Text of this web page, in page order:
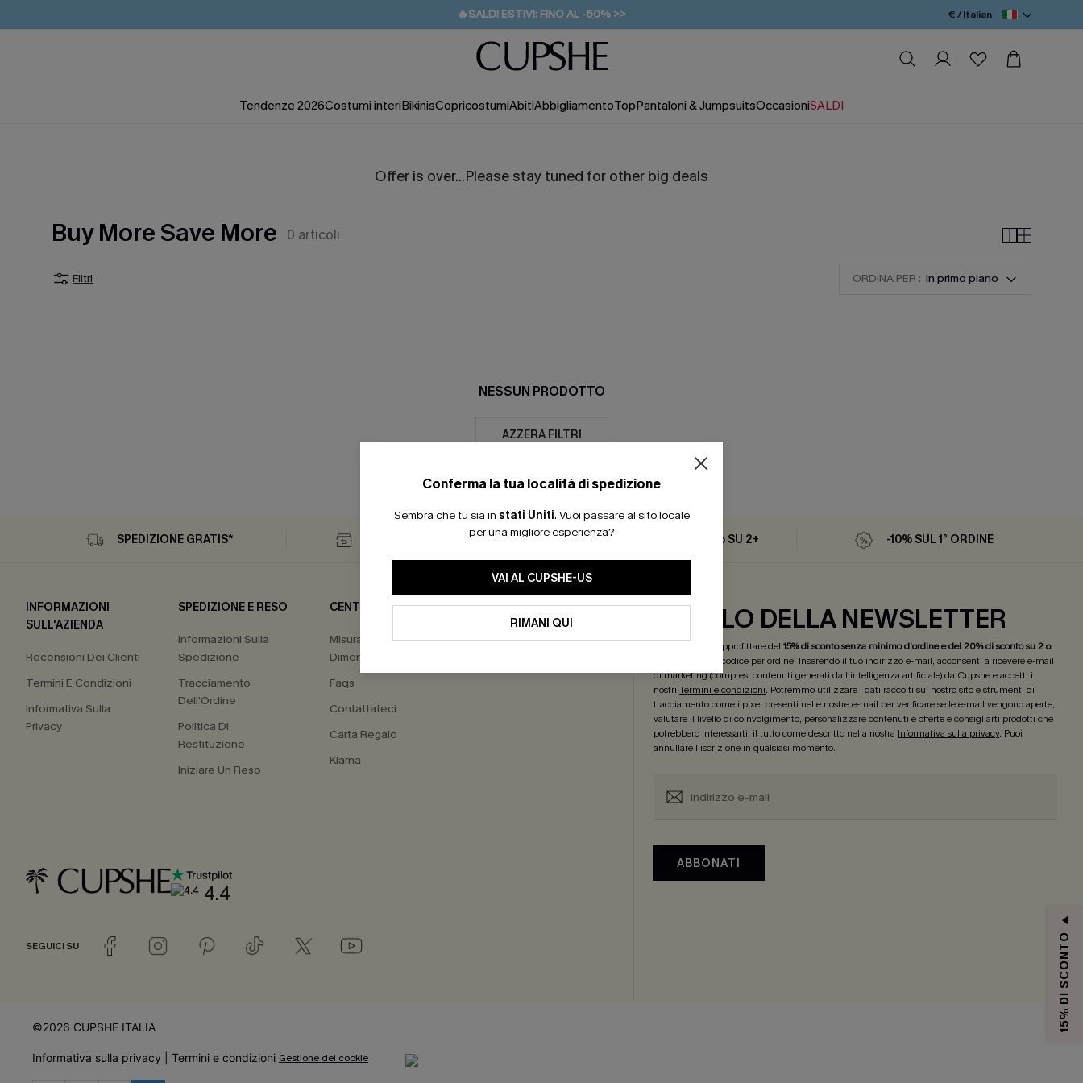
🔥SALDI ESTIVI: FINO AL -50% >>
🚚SPEDIZIONE GRATUITA DA 49€
💌REGALO PER I NUOVI: 20% DI SCONTO*
€ / Italian
Tendenze 2026Costumi interiBikinisCopricostumiAbitiAbbigliamentoTopPantaloni & JumpsuitsOccasioniSALDI
Offer is over...Please stay tuned for other big deals
Buy More Save More 0 articoli
Filtri ORDINA PER : In primo piano
NESSUN PRODOTTO
AZZERA FILTRI
Conferma la tua località di spedizione
Sembra che tu sia in stati Uniti. Vuoi passare al sito locale
per una migliore esperienza?
VAI AL CUPSHE-US
RIMANI QUI
SPEDIZIONE GRATIS* 30 GIORNI PER IL RESO ISCRIVITI: -15% | 20% SU 2+ -10% SUL 1° ORDINE
INFORMAZIONI
SULL'AZIENDA
Recensioni Dei Clienti
Termini E Condizioni
Informativa Sulla
Privacy
SPEDIZIONE E RESO
Informazioni Sulla
Spedizione
Tracciamento
Dell'Ordine
Politica Di
Restituzione
Iniziare Un Reso
CENTRO SERVIZI
Misura Delle
Dimensioni
Faqs
Contattateci
Carta Regalo
Klarna
4.4
SEGUICI SU
REGALO DELLA NEWSLETTER
Iscriviti ora per approfittare del15% di sconto senza minimo d'ordine e del 20% di sconto su 2 o
! *Un codice per ordine. Inserendo il tuo indirizzo e-mail, acconsenti a ricevere e-mail
di marketing (compresi contenuti generati dall'intelligenza artificiale) da Cupshe e accetti i
nostriTermini e condizioni. Potremmo utilizzare i dati raccolti sul nostro sito e strumenti di
tracciamento come i pixel presenti nelle nostre e-mail per verificare se le e-mail vengono aperte,
valutare il livello di coinvolgimento, personalizzare contenuti e offerte e consigliarti prodotti che
potrebbero interessarti, il tutto come descritto nella nostra Informativa sulla privacy. Puoi
annullare l'iscrizione in qualsiasi momento.
ABBONATI
©2026 CUPSHE ITALIA
Informativa sulla privacy Termini e condizioni Gestione dei cookie
15% DI SCONTO